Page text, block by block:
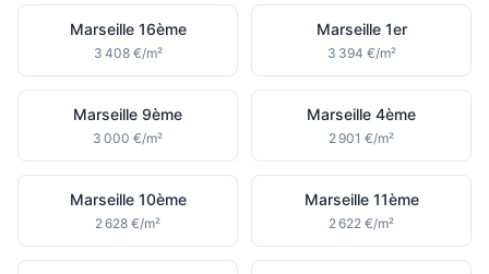
Marseille 16ème
3 408 €/m²
Marseille 1er
3 394 €/m²
Marseille 9ème
3 000 €/m²
Marseille 4ème
2 901 €/m²
Marseille 10ème
2 628 €/m²
Marseille 11ème
2 622 €/m²